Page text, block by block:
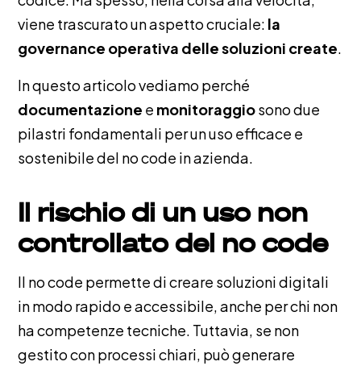
viene trascurato un aspetto cruciale: la
governance operativa delle soluzioni create.
In questo articolo vediamo perché
documentazione e monitoraggiosono due
pilastri fondamentali per un uso efficace e
sostenibile del no code in azienda.
Il rischio di un uso non
controllato del no code
Il no code permette di creare soluzioni digitali
in modo rapido e accessibile, anche per chi non
ha competenze tecniche. Tuttavia, se non
gestito con processi chiari, può generare